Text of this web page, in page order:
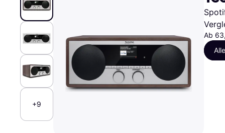
Bezahle in 3
Bezahle in bis zu 30
Temu
SHEIN
Alle Shops
+9
Ab
Alle